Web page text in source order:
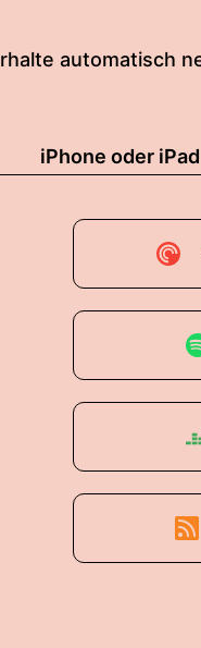
automatisch
iPhone oder iPad